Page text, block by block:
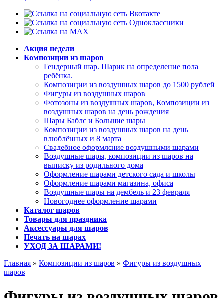
Акция недели
Композиции из шаров
Гендерный шар. Шарик на определение пола
ребёнка.
Композиции из воздушных шаров до 1500 рублей
Фигуры из воздушных шаров
Фотозоны из воздушных шаров, Композиции из
воздушных шаров на день рождения
Шары Баблс и Большие шары
Композиции из воздушных шаров на день
влюблённых и 8 марта
Свадебное оформление воздушными шарами
Воздушные шары, композиции из шаров на
выписку из родильного дома
Оформление шарами детского сада и школы
Оформление шарами магазина, офиса
Воздушные шары на дембель и 23 февраля
Новогоднее оформление шарами
Каталог шаров
Товары для праздника
Аксессуары для шаров
Печать на шарах
УХОД ЗА ШАРАМИ!
Главная » Композиции из шаров » Фигуры из воздушных
шаров